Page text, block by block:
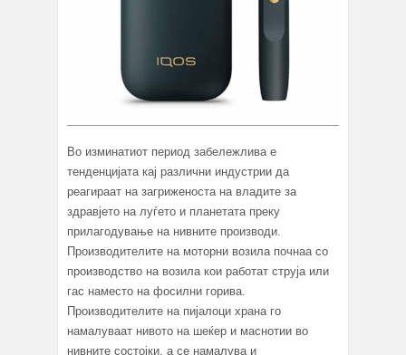
Во изминатиот период забележлива е
тенденцијата кај различни индустрии да
реагираат на загриженоста на владите за
здравјето на луѓето и планетата преку
прилагодување на нивните производи.
Производителите на моторни возила почнаа со
производство на возила кои работат струја или
гас наместо на фосилни горива.
Производителите на пијалоци храна го
намалуваат нивото на шеќер и маснотии во
нивните состојки, а се намалува и